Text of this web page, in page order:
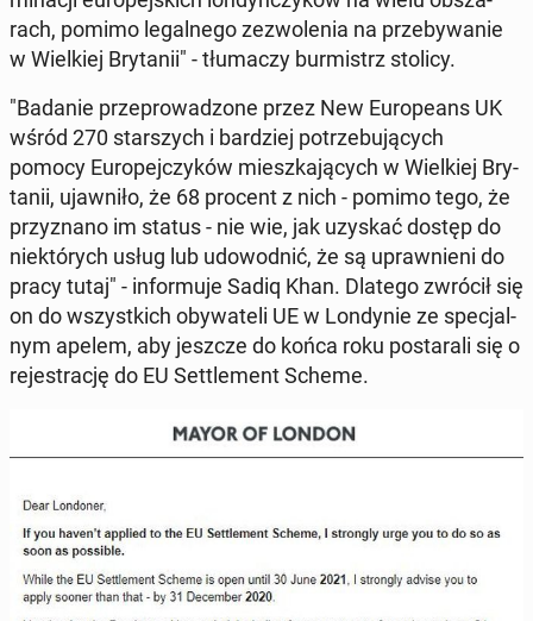
rach, pomimo le­gal­ne­go ze­zwo­le­nia na prze­by­wa­nie
w Wiel­kiej Bry­ta­nii" - tłu­ma­czy bur­mistrz stolicy.
"Badanie prze­pro­wa­dzo­ne przez New Eu­ro­pe­ans UK
wśród 270 star­szych i bar­dziej po­trze­bu­ją­cych
pomocy Eu­ro­pej­czy­ków miesz­ka­ją­cych w Wiel­kiej Bry­
ta­nii, ujaw­ni­ło, że 68 procent z nich - pomimo tego, że
przy­zna­no im status - nie wie, jak uzyskać dostęp do
nie­któ­rych usług lub udo­wod­nić, że są upraw­nie­ni do
pracy tutaj" - in­for­mu­je Sadiq Khan. Dlatego zwrócił się
on do wszyst­kich oby­wa­te­li UE w Lon­dy­nie ze spe­cjal­
nym apelem, aby jeszcze do końca roku po­sta­ra­li się o
re­je­stra­cję do EU Set­tle­ment Scheme.